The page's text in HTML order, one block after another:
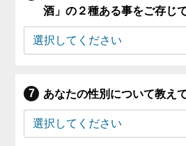
酒」の２種ある事をご存じ
あなたの性別について教え